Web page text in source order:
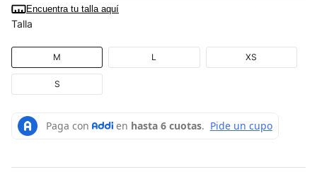
Encuentra tu talla aquí
Talla
M L XS
S